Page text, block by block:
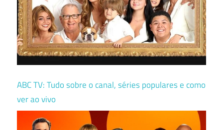
ABC TV: Tudo sobre o canal, séries populares e como
ver ao vivo